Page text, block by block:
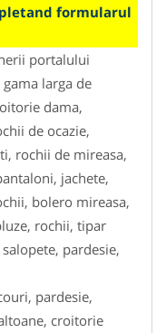
formularul
portalului
larga de
dama,
de ocazie,
rochii de mireasa,
jachete,
bolero mireasa,
rochii, tipar
pardesie,
pardesie,
croitorie